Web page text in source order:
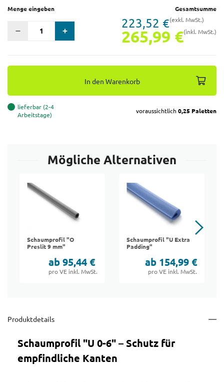
Menge eingeben Gesamtsumme
223,52 €(exkl. MwSt.)
265,99 €(inkl. MwSt.)
In den Warenkorb
lieferbar (2-4
Arbeitstage)
voraussichtlich 0,25 Paletten
Mögliche Alternativen
Schaumprofil "O
Preslit 9 mm"
ab 95,44 €
pro VE inkl. MwSt.
Schaumprofil "U Extra
Padding"
ab 154,99 €
pro VE inkl. MwSt.
Produktdetails
Schaumprofil "U 0-6" – Schutz für
empfindliche Kanten